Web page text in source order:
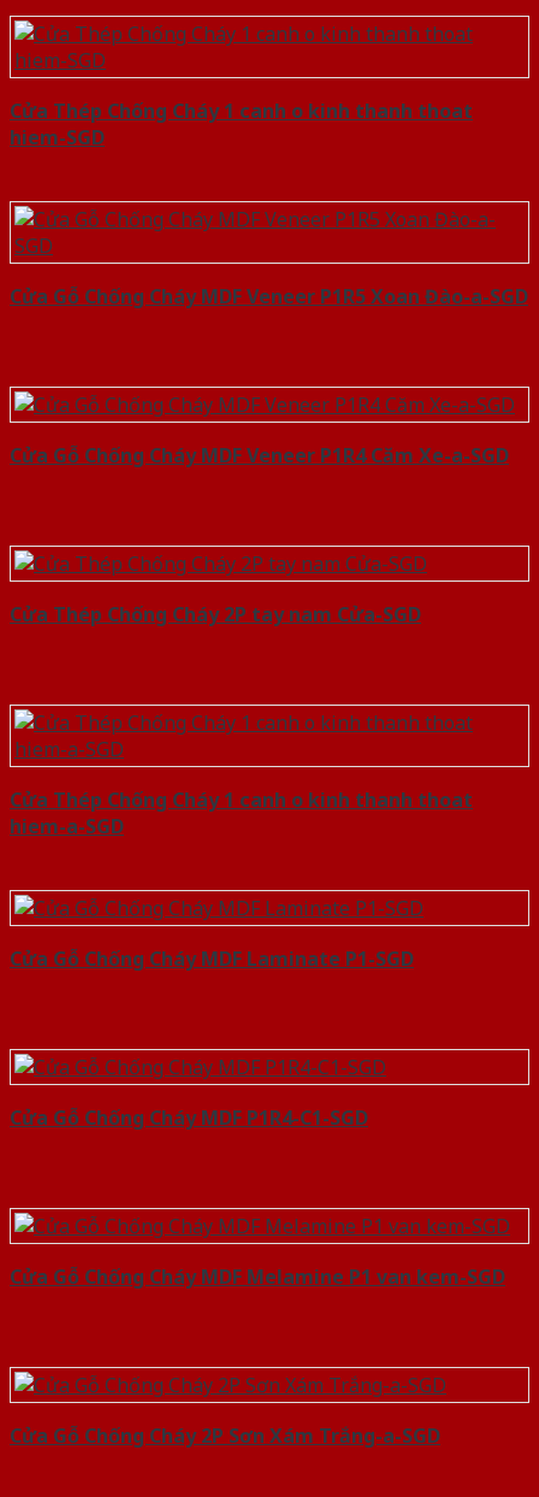
Cửa Thép Chống Cháy 1 canh o kinh thanh thoat
hiem-SGD
Cửa Gỗ Chống Cháy MDF Veneer P1R5 Xoan Đào-a-SGD
Cửa Gỗ Chống Cháy MDF Veneer P1R4 Căm Xe-a-SGD
Cửa Thép Chống Cháy 2P tay nam Cửa-SGD
Cửa Thép Chống Cháy 1 canh o kinh thanh thoat
hiem-a-SGD
Cửa Gỗ Chống Cháy MDF Laminate P1-SGD
Cửa Gỗ Chống Cháy MDF P1R4-C1-SGD
Cửa Gỗ Chống Cháy MDF Melamine P1 van kem-SGD
Cửa Gỗ Chống Cháy 2P Sơn Xám Trắng-a-SGD